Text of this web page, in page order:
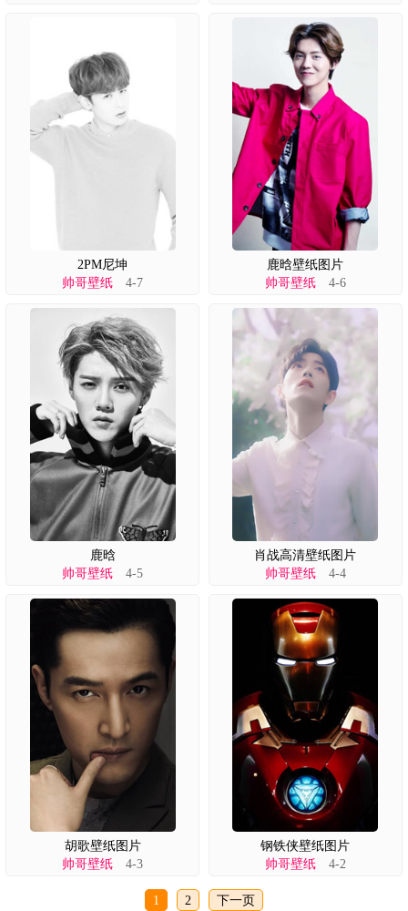
2PM尼坤
帅哥壁纸 4-7
鹿晗壁纸图片
帅哥壁纸4-6
鹿晗
帅哥壁纸 4-5
肖战高清壁纸图片
帅哥壁纸4-4
胡歌壁纸图片
帅哥壁纸 4-3
钢铁侠壁纸图片
帅哥壁纸4-2
1 2 下一页